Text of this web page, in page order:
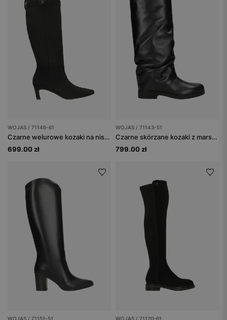
WOJAS / 71146-61
Czarne welurowe kozaki na niskiej szpilce
699.00 zł
WOJAS / 71143-51
Czarne skórzane kozaki z marszczoną cholewką
799.00 zł
WOJAS / 71151-51 WOJAS / 71120-61